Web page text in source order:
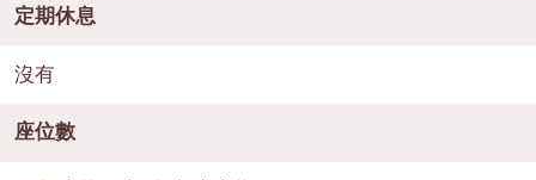
定期休息
沒有
座位數